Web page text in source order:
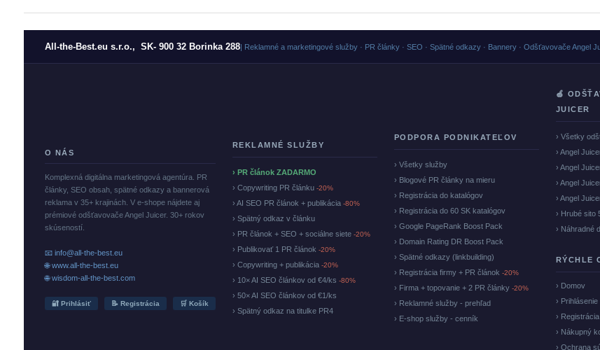
All-the-Best.eu s.r.o., SK- 900 32 Borinka 288| Reklamné a marketingové služby · PR články · SEO · Spätné odkazy · Bannery · Odšťavovače Angel
O NÁS
Komplexná digitálna marketingová agentúra. PR
články, SEO obsah, spätné odkazy a bannerová
reklama v 35+ krajinách. V e-shope nájdete aj
prémiové odšťavovače Angel Juicer. 30+ rokov
skúseností.
📧 info@all-the-best.eu
🌐 www.all-the-best.eu
🌐 wisdom-all-the-best.com
🔐 Prihlásiť 📝 Registrácia 🛒 Košík
REKLAMNÉ SLUŽBY
› PR článok ZADARMO
› Copywriting PR článku -20%
› AI SEO PR článok + publikácia -80%
› Spätný odkaz v článku
› PR článok + SEO + sociálne siete -20%
› Publikovať 1 PR článok -20%
› Copywriting + publikácia -20%
› 10× AI SEO článkov od €4/ks -80%
› 50× AI SEO článkov od €1/ks
› Spätný odkaz na titulke PR4
PODPORA PODNIKATEĽOV
› Všetky služby
› Blogové PR články na mieru
› Registrácia do katalógov
› Registrácia do 60 SK katalógov
› Google PageRank Boost Pack
› Domain Rating DR Boost Pack
› Spätné odkazy (linkbuilding)
› Registrácia firmy + PR článok -20%
› Firma + topovanie + 2 PR články -20%
› Reklamné služby - prehľad
› E-shop služby - cenník
🍏
JUICER
› Všetky
› Angel
› Angel
› Angel
› Angel
› Hrubé sito
› Náhradné
RÝCHLE
› Domov
› Prihlásenie
› Registrácia
› Nákupný
› Ochrana